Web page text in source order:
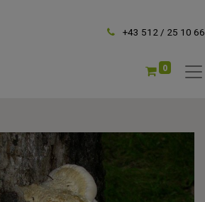
+43 512 / 25 10 66
0